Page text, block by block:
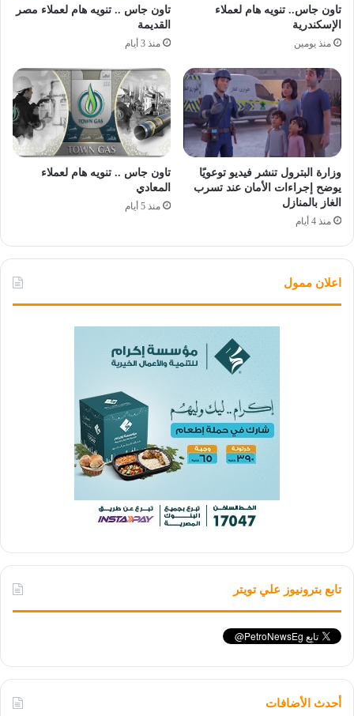
تاون جاس.. تنويه هام لعملاء
الإسكندرية
منذ يومين
تاون جاس .. تنويه هام لعملاء مصر
القديمة
منذ 3 أيام
وزارة البترول تنشر فيديو توعويًا
يوضح إجراءات الأمان عند تسرب
الغاز بالمنازل
منذ 4 أيام
تاون جاس .. تنويه هام لعملاء
المعادي
منذ 5 أيام
اعلان ممول
تابع بترونيوز علي تويتر
أحدث الأضافات